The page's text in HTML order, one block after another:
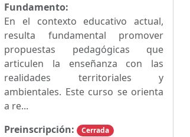
Fundamento:
En el contexto educativo actual,
resulta fundamental promover
propuestas pedagógicas que
articulen la enseñanza con las
realidades territoriales y
ambientales. Este curso se orienta
a re...
Preinscripción:
Cerrada